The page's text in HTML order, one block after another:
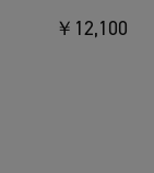
￥12,100